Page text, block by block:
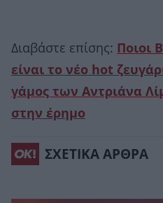
Διαβάστε επίσης: Ποιοι
είναι το νέο hοt
γάμος των Αντριάνα
στην έρημο
ΣΧΕΤΙΚΑ ΑΡΘΡΑ